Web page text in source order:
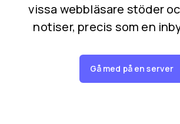
vissa webbläsare stöder
notiser, precis som en
Gå med på en server